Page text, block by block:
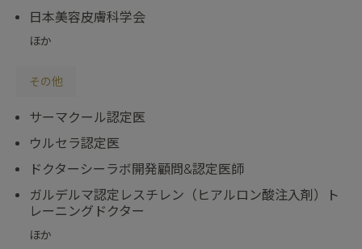
日本美容皮膚科学会
ほか
その他
サーマクール認定医
ウルセラ認定医
ドクターシーラボ開発顧問&認定医師
ガルデルマ認定レスチレン（ヒアルロン酸注入剤）ト
レーニングドクター
ほか